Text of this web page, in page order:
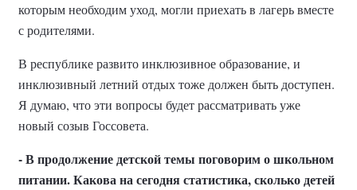
которым необходим уход, могли приехать в лагерь вместе
с родителями.
В республике развито инклюзивное образование, и
инклюзивный летний отдых тоже должен быть доступен.
Я думаю, что эти вопросы будет рассматривать уже
новый созыв Госсовета.
- В продолжение детской темы поговорим о школьном
питании. Какова на сегодня статистика, сколько детей